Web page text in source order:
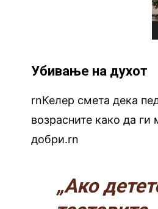
Убивање на духот
rnКелер смета дека
возрасните како да
добри.rn
„Ако